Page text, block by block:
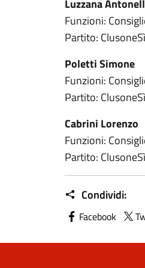
Luzzana
Funzioni:
Partito:
Poletti Simone
Funzioni:
Partito:
Cabrini Lorenzo
Funzioni:
Partito:
Condividi:
Facebook